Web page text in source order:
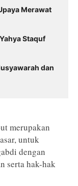
Merawat
Staquf
dan
merupakan
untuk
dengan
serta hak-hak